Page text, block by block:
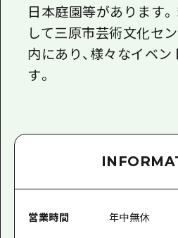
日本庭園等があります
して三原市芸術文化セ
内にあり、様々なイベ
す。
営業時間 年中無休